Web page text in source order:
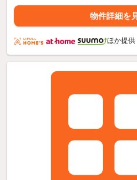
物件詳細を
ほか提供